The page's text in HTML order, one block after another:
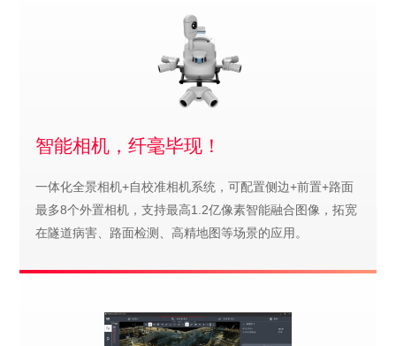
智能相机，纤毫毕现！
一体化全景相机+自校准相机系统，可配置侧边+前置+路面
最多8个外置相机，支持最高1.2亿像素智能融合图像，拓宽
在隧道病害、路面检测、高精地图等场景的应用。